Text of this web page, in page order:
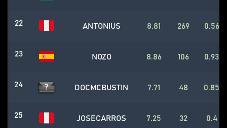
22 ANTONIUS 8.81 269 0.56
23 NOZO 8.86 106 0.93
24 DOCMCBUSTIN 7.71 48 0.85
25 JOSECARROS 7.25 32 0.4